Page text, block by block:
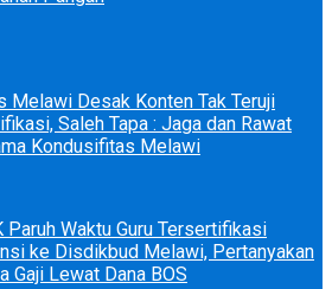
Melawi Desak Konten Tak Teruji
Saleh Tapa : Jaga dan Rawat
Kondusifitas Melawi
Paruh Waktu Guru Tersertifikasi
ke Disdikbud Melawi, Pertanyakan
Gaji Lewat Dana BOS